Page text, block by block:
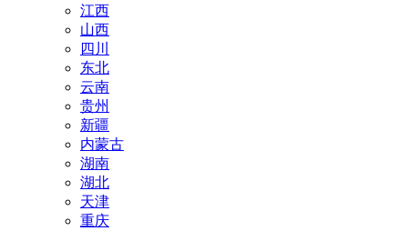
江西
山西
四川
东北
云南
贵州
新疆
内蒙古
湖南
湖北
天津
重庆